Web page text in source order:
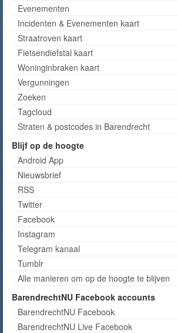
Evenementen
Incidenten & Evenementen kaart
Straatroven kaart
Fietsendiefstal kaart
Woninginbraken kaart
Vergunningen
Zoeken
Tagcloud
Straten & postcodes in Barendrecht
Blijf op de hoogte
Android App
Nieuwsbrief
RSS
Twitter
Facebook
Instagram
Telegram kanaal
Tumblr
Alle manieren om op de hoogte te blijven
BarendrechtNU Facebook accounts
BarendrechtNU Facebook
BarendrechtNU Live Facebook